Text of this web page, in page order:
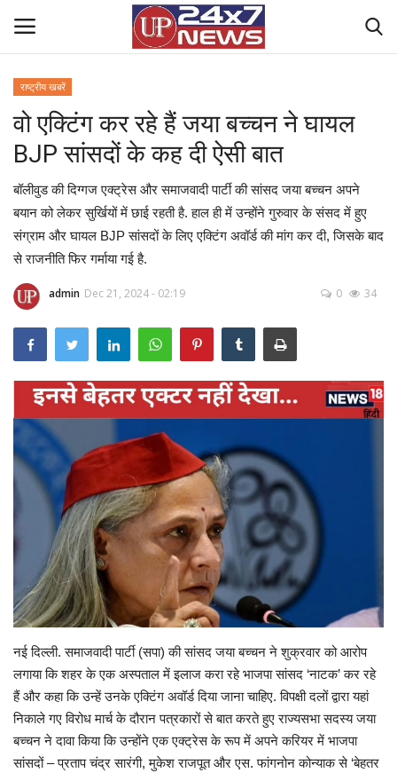
Home
Contact Us
राष्ट्रीय खबरें
उत्तर प्रदेश
बिज़नेस
क्राइम
मनोरंजन
Gallery
क्रिकेट
अजब गज़ब
करियर
राष्ट्रीय खबरें
वो एक्टिंग कर रहे हैं जया बच्चन ने घायल
BJP सांसदों के कह दी ऐसी बात
बॉलीवुड की दिग्गज एक्ट्रेस और समाजवादी पार्टी की सांसद जया बच्चन अपने
बयान को लेकर सुर्खियों में छाई रहती है. हाल ही में उन्होंने गुरुवार के संसद में हुए
संग्राम और घायल BJP सांसदों के लिए एक्टिंग अवॉर्ड की मांग कर दी, जिसके बाद
से राजनीति फिर गर्माया गई है.
admin Dec 21, 2024 - 02:19 0 34
नई दिल्ली. समाजवादी पार्टी (सपा) की सांसद जया बच्चन ने शुक्रवार को आरोप
लगाया कि शहर के एक अस्पताल में इलाज करा रहे भाजपा सांसद ‘नाटक’ कर रहे
हैं और कहा कि उन्हें उनके एक्टिंग अवॉर्ड दिया जाना चाहिए. विपक्षी दलों द्वारा यहां
निकाले गए विरोध मार्च के दौरान पत्रकारों से बात करते हुए राज्यसभा सदस्य जया
बच्चन ने दावा किया कि उन्होंने एक एक्ट्रेस के रूप में अपने करियर में भाजपा
सांसदों – प्रताप चंद्र सारंगी, मुकेश राजपूत और एस. फांगनोन कोन्याक से ‘बेहतर